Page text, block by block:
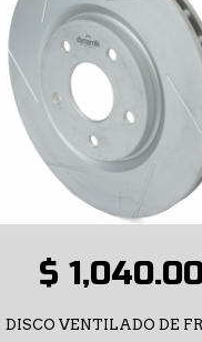
$ 1,040.00
DISCO VENTILADO DE